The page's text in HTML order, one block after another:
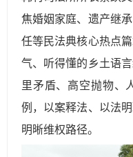
焦婚姻家庭、遗产继
任等民法典核心热点
气、听得懂的乡土语
里矛盾、高空抛物、
例，以案释法、以法
明晰维权路径。